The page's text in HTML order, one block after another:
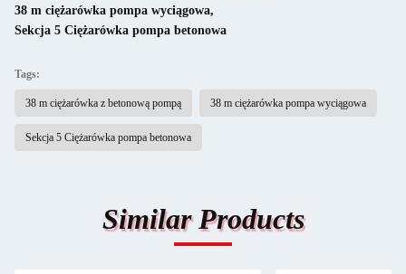
38 m ciężarówka pompa wyciągowa,
Sekcja 5 Ciężarówka pompa betonowa
Tags:
38 m ciężarówka z betonową pompą 38 m ciężarówka pompa wyciągowa
Sekcja 5 Ciężarówka pompa betonowa
Similar Products